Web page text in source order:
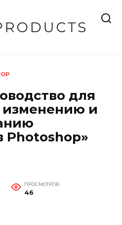
для
изменению и
Photoshop»
ПРОСМОТРОВ
46